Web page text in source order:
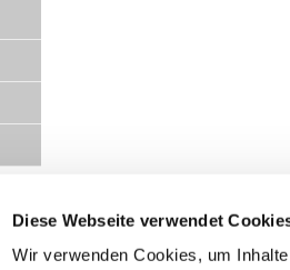
Diese Webseite verwendet
Wir verwenden Cookies, um